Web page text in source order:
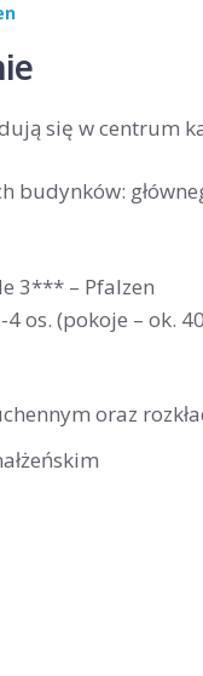
się w centrum
budynków:
3*** – Pfalzen
os. (pokoje – ok.
oraz